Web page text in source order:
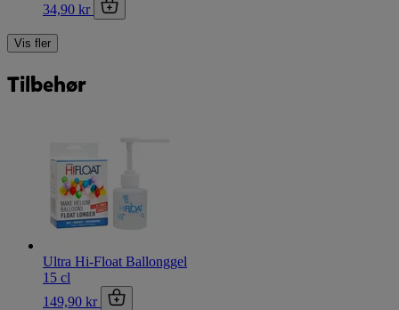
34,90 kr
Vis fler
Tilbehør
Ultra Hi-Float Ballonggel
15 cl
149,90 kr